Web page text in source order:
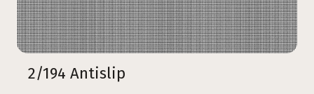
2/194 Antislip